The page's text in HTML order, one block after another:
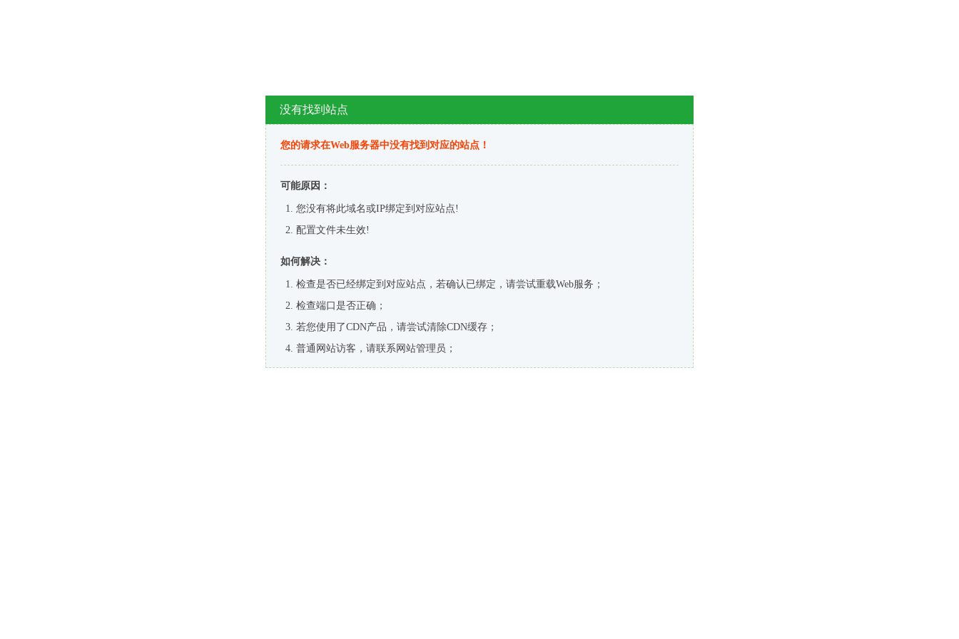
没有找到站点
您的请求在Web服务器中没有找到对应的站点！
可能原因：
您没有将此域名或IP绑定到对应站点!
配置文件未生效!
如何解决：
检查是否已经绑定到对应站点，若确认已绑定，请尝试重载Web服务；
检查端口是否正确；
若您使用了CDN产品，请尝试清除CDN缓存；
普通网站访客，请联系网站管理员；